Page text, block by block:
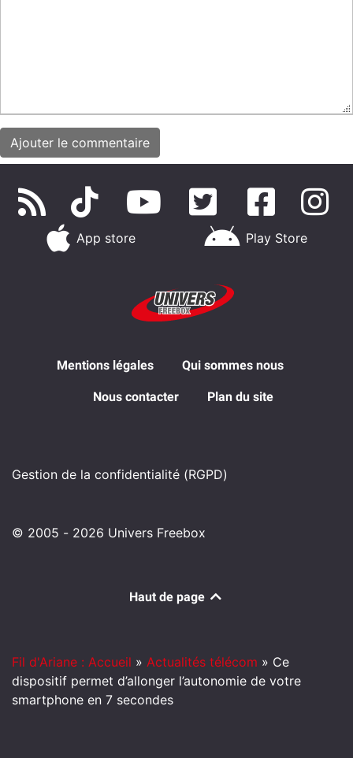
App store Play Store
Mentions légales Qui sommes nous
Nous contacter Plan du site
Gestion de la confidentialité (RGPD)
© 2005 - 2026 Univers Freebox
Haut de page
Fil d'Ariane : Accueil » Actualités télécom » Ce
dispositif permet d’allonger l’autonomie de votre
smartphone en 7 secondes